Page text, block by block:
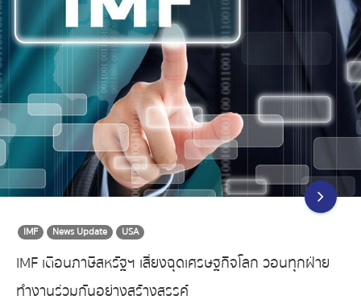
IMF News Update USA
IMF เตือนภาษีสหรัฐฯ เสี่ยงฉุดเศรษฐกิจโลก วอนทุกฝ่าย
ทำงานร่วมกันอย่างสร้างสรรค์